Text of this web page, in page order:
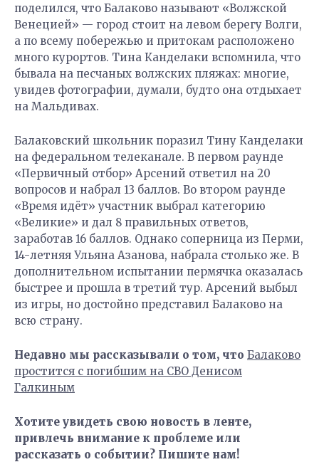
поделился, что Балаково называют «Волжской
Венецией» — город стоит на левом берегу Волги,
а по всему побережью и притокам расположено
много курортов. Тина Канделаки вспомнила, что
бывала на песчаных волжских пляжах: многие,
увидев фотографии, думали, будто она отдыхает
на Мальдивах.
Балаковский школьник поразил Тину Канделаки
на федеральном телеканале. В первом раунде
«Первичный отбор» Арсений ответил на 20
вопросов и набрал 13 баллов. Во втором раунде
«Время идёт» участник выбрал категорию
«Великие» и дал 8 правильных ответов,
заработав 16 баллов. Однако соперница из Перми,
14-летняя Ульяна Азанова, набрала столько же. В
дополнительном испытании пермячка оказалась
быстрее и прошла в третий тур. Арсений выбыл
из игры, но достойно представил Балаково на
всю страну.
Недавно мы рассказывали о том, что Балаково
простится с погибшим на СВО Денисом
Галкиным
Хотите увидеть свою новость в ленте,
привлечь внимание к проблеме или
рассказать о событии? Пишите нам!